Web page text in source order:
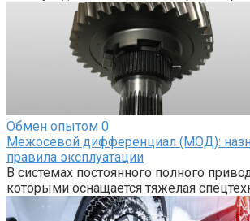
Обмен опытом 0
Межосевой дифференциал (МОД):
правила эксплуатации
В системах постоянного полного
которыми оснащается тяжелая